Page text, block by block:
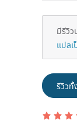
มีรีวิว
แปล
รีวิว